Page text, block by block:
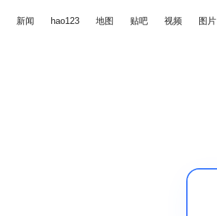
新闻 hao123 地图 贴吧 视频 图片